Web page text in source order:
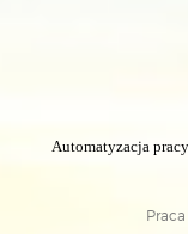
Automatyzacja